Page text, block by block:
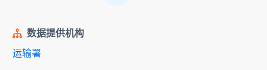
数据提供机构
运输署